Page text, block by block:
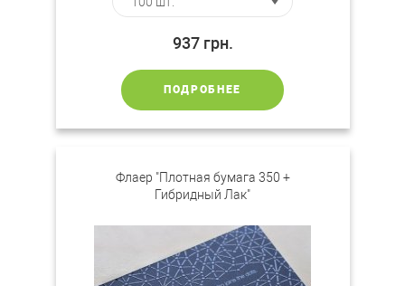
937 грн.
ПОДРОБНЕЕ
Флаер "Плотная бумага 350 +
Гибридный Лак"